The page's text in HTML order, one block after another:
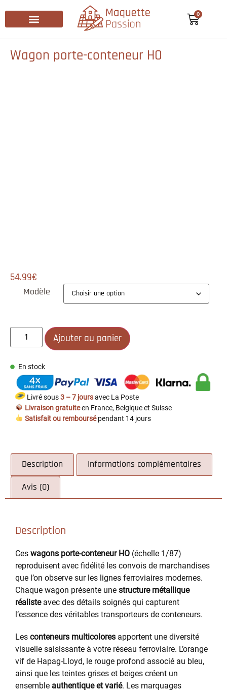
0
Wagon porte-conteneur HO
54.99€
Modèle
Ajouter au panier
En stock
Livré sous3 – 7 joursavec La Poste
Livraison gratuiteen France, Belgique et Suisse
Satisfait ou remboursépendant 14 jours
Description Informations complémentaires
Avis (0)
Description
Ces wagons porte-conteneur HO (échelle 1/87)
reproduisent avec fidélité les convois de marchandises
que l’on observe sur les lignes ferroviaires modernes.
Chaque wagon présente une structure métallique
réalisteavec des détails soignés qui capturent
l’essence des véritables transporteurs de conteneurs.
Les conteneurs multicolores apportent une diversité
visuelle saisissante à votre réseau ferroviaire. L’orange
vif de Hapag-Lloyd, le rouge profond associé au bleu,
ainsi que les teintes grises et beiges créent un
ensemble authentique et varié. Les marquages